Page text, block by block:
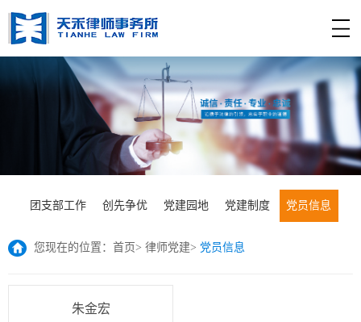
团支部工作 创先争优 党建园地 党建制度 党员信息
您现在的位置： 首页> 律师党建> 党员信息
朱金宏